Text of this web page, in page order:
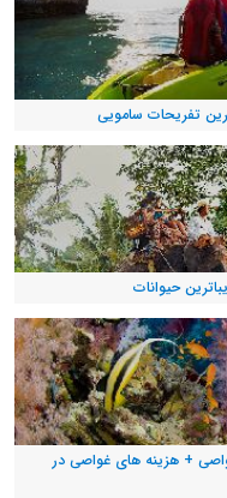
حیوانات
+ هزینه های غواصی در